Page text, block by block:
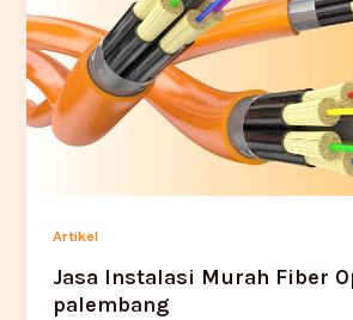
Artikel
Jasa Instalasi Murah Fiber
palembang